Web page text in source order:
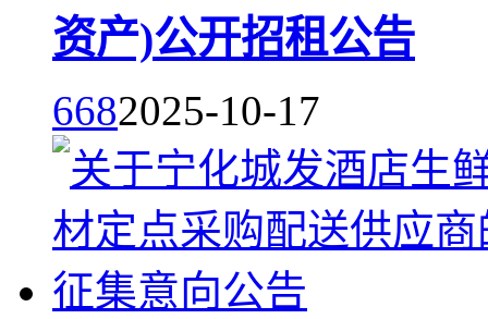
资产)公开招租公告
6682025-10-17